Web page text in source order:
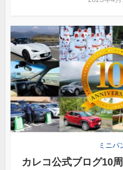
ミニバ
カレコ公式ブログ10